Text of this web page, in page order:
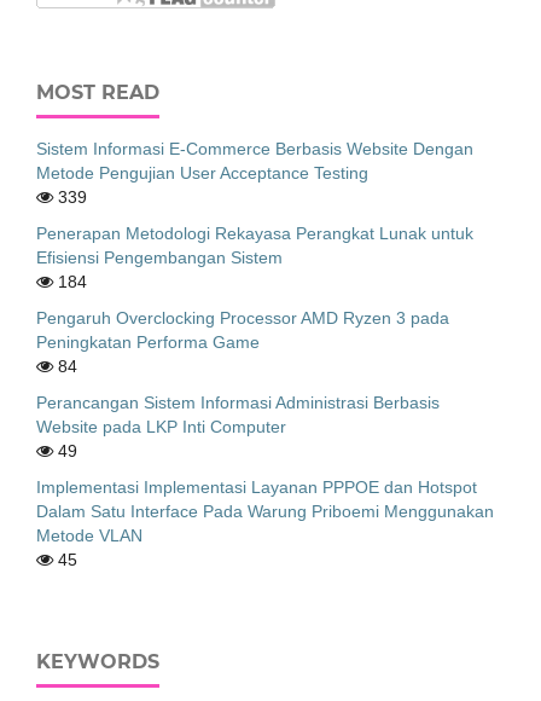
MOST READ
Sistem Informasi E-Commerce Berbasis Website Dengan
Metode Pengujian User Acceptance Testing
339
Penerapan Metodologi Rekayasa Perangkat Lunak untuk
Efisiensi Pengembangan Sistem
184
Pengaruh Overclocking Processor AMD Ryzen 3 pada
Peningkatan Performa Game
84
Perancangan Sistem Informasi Administrasi Berbasis
Website pada LKP Inti Computer
49
Implementasi Implementasi Layanan PPPOE dan Hotspot
Dalam Satu Interface Pada Warung Priboemi Menggunakan
Metode VLAN
45
KEYWORDS